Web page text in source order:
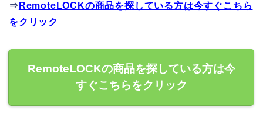
⇒ RemoteLOCKの商品を探している方は今すぐこちら
をクリック
RemoteLOCKの商品を探している方は今
すぐこちらをクリック